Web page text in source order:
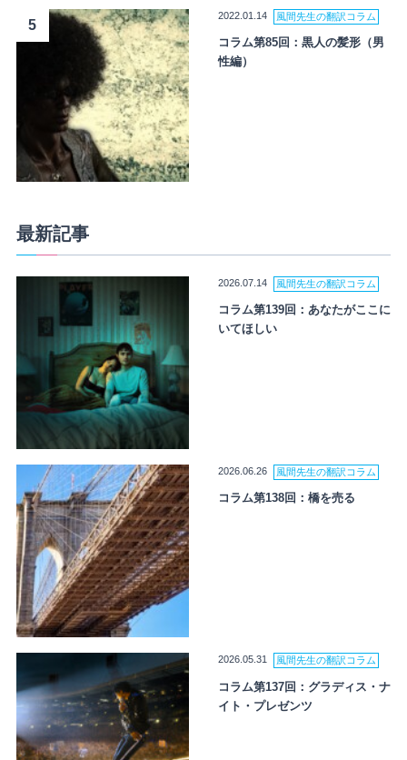
5
2022.01.14 風間先生の翻訳コラム
コラム第85回：黒人の髪形（男
性編）
最新記事
2026.07.14 風間先生の翻訳コラム
コラム第139回：あなたがここに
いてほしい
2026.06.26 風間先生の翻訳コラム
コラム第138回：橋を売る
2026.05.31 風間先生の翻訳コラム
コラム第137回：グラディス・ナ
イト・プレゼンツ